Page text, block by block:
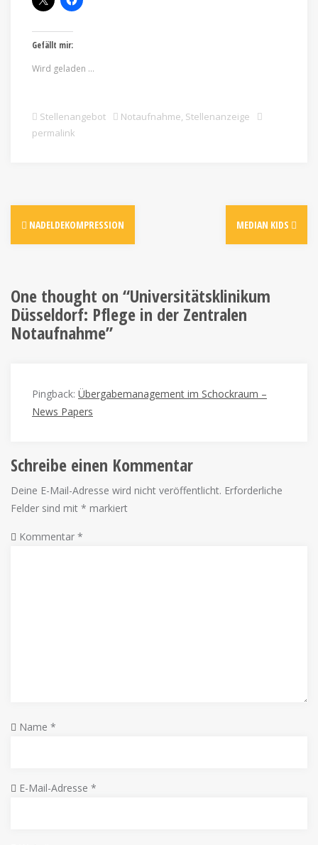
Gefällt mir:
Wird geladen …
Stellenangebot Notaufnahme, Stellenanzeige
permalink
NADELDEKOMPRESSION MEDIAN KIDS
One thought on “Universitätsklinikum
Düsseldorf: Pflege in der Zentralen
Notaufnahme”
Pingback: Übergabemanagement im Schockraum –
News Papers
Schreibe einen Kommentar
Deine E-Mail-Adresse wird nicht veröffentlicht. Erforderliche
Felder sind mit * markiert
Kommentar *
Name *
E-Mail-Adresse *